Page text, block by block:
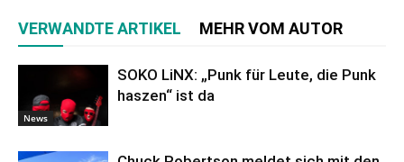
VERWANDTE ARTIKEL MEHR VOM AUTOR
News
SOKO LiNX: „Punk für Leute, die Punk
haszen“ ist da